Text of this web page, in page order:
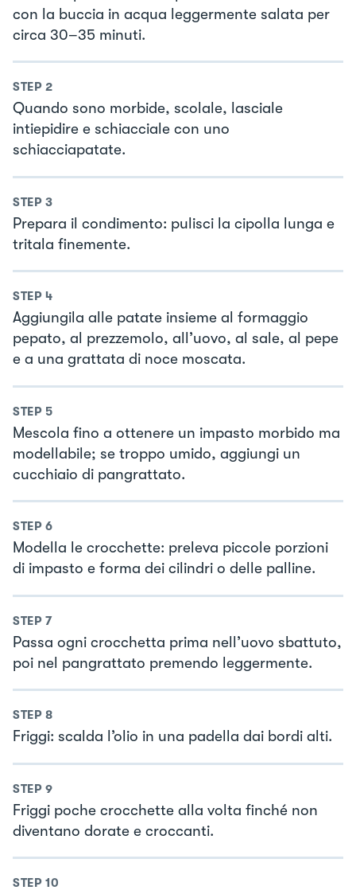
con la buccia in acqua leggermente salata per
circa 30–35 minuti.
STEP 2
Quando sono morbide, scolale, lasciale
intiepidire e schiacciale con uno
schiacciapatate.
STEP 3
Prepara il condimento: pulisci la cipolla lunga e
tritala finemente.
STEP 4
Aggiungila alle patate insieme al formaggio
pepato, al prezzemolo, all’uovo, al sale, al pepe
e a una grattata di noce moscata.
STEP 5
Mescola fino a ottenere un impasto morbido ma
modellabile; se troppo umido, aggiungi un
cucchiaio di pangrattato.
STEP 6
Modella le crocchette: preleva piccole porzioni
di impasto e forma dei cilindri o delle palline.
STEP 7
Passa ogni crocchetta prima nell’uovo sbattuto,
poi nel pangrattato premendo leggermente.
STEP 8
Friggi: scalda l’olio in una padella dai bordi alti.
STEP 9
Friggi poche crocchette alla volta finché non
diventano dorate e croccanti.
STEP 10